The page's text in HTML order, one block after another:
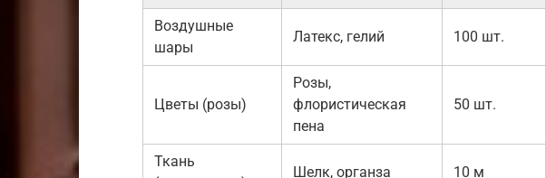
Воздушные
шары
Латекс, гелий 100 шт.
Цветы (розы)
Розы,
флористическая
пена
50 шт.
Ткань
Шелк, органза 10 м